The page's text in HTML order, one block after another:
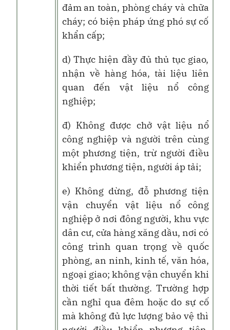
đảm an toàn, phòng cháy và chữa
cháy; có biện pháp ứng phó sự cố
khẩn cấp;
d) Thực hiện đầy đủ thủ tục giao,
nhận về hàng hóa, tài liệu liên
quan đến vật liệu nổ công
nghiệp;
đ) Không được chở vật liệu nổ
công nghiệp và người trên cùng
một phương tiện, trừ người điều
khiển phương tiện, người áp tải;
e) Không dừng, đỗ phương tiện
vận chuyển vật liệu nổ công
nghiệp ở nơi đông người, khu vực
dân cư, cửa hàng xăng dầu, nơi có
công trình quan trọng về quốc
phòng, an ninh, kinh tế, văn hóa,
ngoại giao; không vận chuyển khi
thời tiết bất thường. Trường hợp
cần nghỉ qua đêm hoặc do sự cố
mà không đủ lực lượng bảo vệ thì